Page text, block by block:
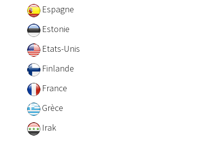
Espagne
Estonie
Etats-Unis
Finlande
France
Grèce
Irak